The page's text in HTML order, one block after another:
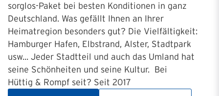
sorglos-Paket bei besten Konditionen in ganz
Deutschland. Was gefällt Ihnen an Ihrer
Heimatregion besonders gut? Die Vielfältigkeit:
Hamburger Hafen, Elbstrand, Alster, Stadtpark
usw... Jeder Stadtteil und auch das Umland hat
seine Schönheiten und seine Kultur. Bei
Hüttig & Rompf seit? Seit 2017